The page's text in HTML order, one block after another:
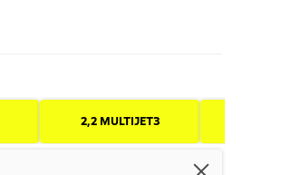
2,2 MULTIJET3